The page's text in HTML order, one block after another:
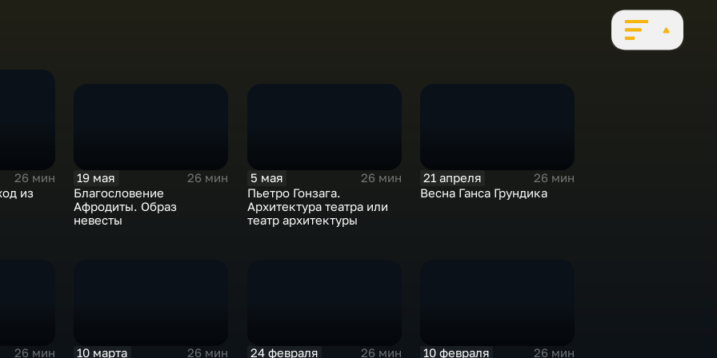
26 мин
из
19 мая
26 мин
Благословение
Афродиты. Образ
невесты
5 мая
26 мин
Пьетро Гонзага.
Архитектура театра или
театр архитектуры
21 апреля
26 мин
Весна Ганса Грундика
26 мин 10 марта 26 мин 24 февраля 26 мин 10 февраля 26 мин